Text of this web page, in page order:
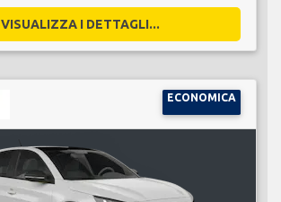
VISUALIZZA I DETTAGLI...
ECONOMICA